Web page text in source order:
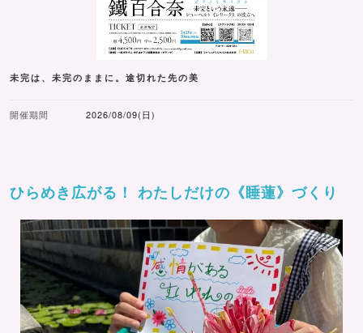
未完は、未完のままに。途切れた先の美
開催期間 2026/08/09(日)
ひらめき広がる！ わたしだけの《睡蓮》づくり